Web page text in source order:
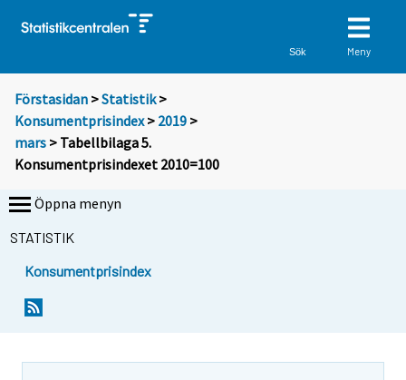
Sök Meny
Förstasidan >Statistik >
Konsumentprisindex> 2019 >
mars > Tabellbilaga 5.
Konsumentprisindexet 2010=100
Öppna menyn
STATISTIK
Konsumentprisindex